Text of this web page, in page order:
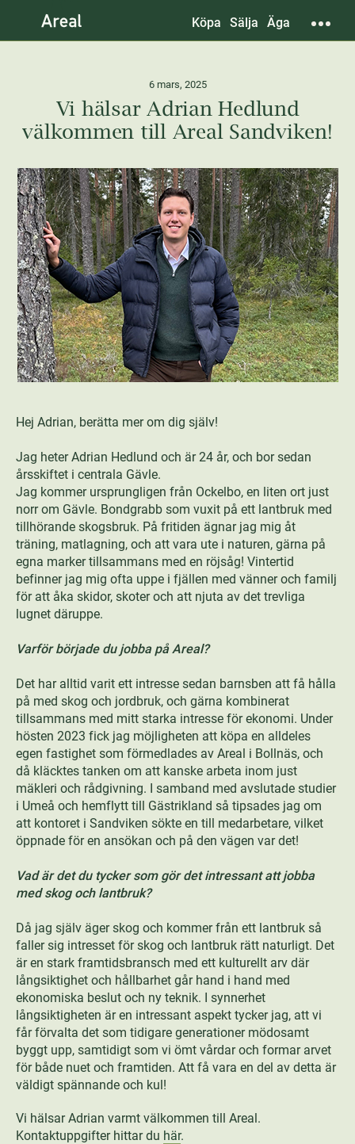
Köpa Sälja Äga
6 mars, 2025
Vi hälsar Adrian Hedlund
välkommen till Areal Sandviken!
Hej Adrian, berätta mer om dig själv!
Jag heter Adrian Hedlund och är 24 år, och bor sedan
årsskiftet i centrala Gävle.
Jag kommer ursprungligen från Ockelbo, en liten ort just
norr om Gävle. Bondgrabb som vuxit på ett lantbruk med
tillhörande skogsbruk. På fritiden ägnar jag mig åt
träning, matlagning, och att vara ute i naturen, gärna på
egna marker tillsammans med en röjsåg! Vintertid
befinner jag mig ofta uppe i fjällen med vänner och familj
för att åka skidor, skoter och att njuta av det trevliga
lugnet däruppe.
Varför började du jobba på Areal?
Det har alltid varit ett intresse sedan barnsben att få hålla
på med skog och jordbruk, och gärna kombinerat
tillsammans med mitt starka intresse för ekonomi. Under
hösten 2023 fick jag möjligheten att köpa en alldeles
egen fastighet som förmedlades av Areal i Bollnäs, och
då kläcktes tanken om att kanske arbeta inom just
mäkleri och rådgivning. I samband med avslutade studier
i Umeå och hemflytt till Gästrikland så tipsades jag om
att kontoret i Sandviken sökte en till medarbetare, vilket
öppnade för en ansökan och på den vägen var det!
Vad är det du tycker som gör det intressant att jobba
med skog och lantbruk?
Då jag själv äger skog och kommer från ett lantbruk så
faller sig intresset för skog och lantbruk rätt naturligt. Det
är en stark framtidsbransch med ett kulturellt arv där
långsiktighet och hållbarhet går hand i hand med
ekonomiska beslut och ny teknik. I synnerhet
långsiktigheten är en intressant aspekt tycker jag, att vi
får förvalta det som tidigare generationer mödosamt
byggt upp, samtidigt som vi ömt vårdar och formar arvet
för både nuet och framtiden. Att få vara en del av detta är
väldigt spännande och kul!
Vi hälsar Adrian varmt välkommen till Areal.
Kontaktuppgifter hittar du här.